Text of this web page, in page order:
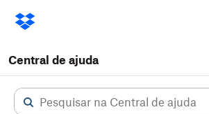
Central de ajuda